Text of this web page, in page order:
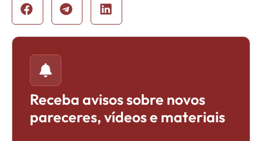
Receba avisos sobre novos
pareceres, vídeos e materiais